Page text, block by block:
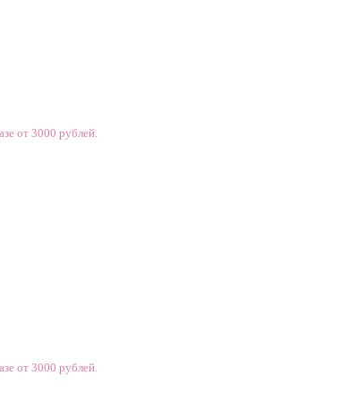
от 3000 рублей.
от 3000 рублей.